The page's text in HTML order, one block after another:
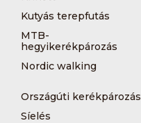
Kutyás terepfutás
MTB-
hegyikerékpározás
Nordic walking
Országúti kerékpározás
Síelés